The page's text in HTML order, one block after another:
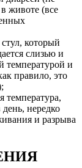
животе (все
который
слизью и
и
правило, это
температура,
нередко
и разрыва